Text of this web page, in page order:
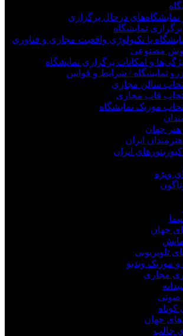
نمایشگاه‌های درحال برگزاری
نمایشگاه
با تکنولوژی واقعیت مجازی و فناوری
مصنوعی
و امکانات برگزاری نمایشگاه
نمایشگاه / شرایط و قوانین
سالن مجازی
قاب مجازی
موزیک نمایشگاه
جهان
ایران
ایران
ویژه
جهان
تلویزیونی
موزیک ویدیو
مجازی
صوتی
کوتاه
جهان
جالب